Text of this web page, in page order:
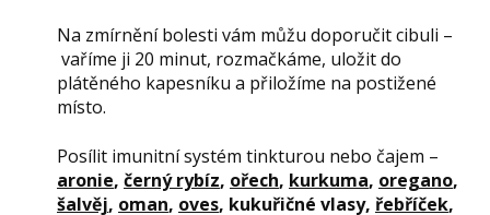
Na zmírnění bolesti vám můžu doporučit cibuli –
vaříme ji 20 minut, rozmačkáme, uložit do
plátěného kapesníku a přiložíme na postižené
místo.
Posílit imunitní systém tinkturou nebo čajem –
aronie, černý rybíz, ořech, kurkuma, oregano,
šalvěj, oman, oves, kukuřičné vlasy, řebříček,